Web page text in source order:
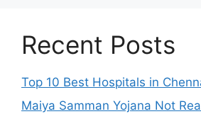
Recent Posts
Top 10 Best Hospitals in
Maiya Samman Yojana Not